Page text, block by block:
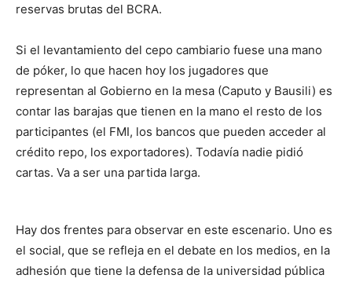
reservas brutas del BCRA.
Si el levantamiento del cepo cambiario fuese una mano
de póker, lo que hacen hoy los jugadores que
representan al Gobierno en la mesa (Caputo y Bausili) es
contar las barajas que tienen en la mano el resto de los
participantes (el FMI, los bancos que pueden acceder al
crédito repo, los exportadores). Todavía nadie pidió
cartas. Va a ser una partida larga.
Hay dos frentes para observar en este escenario. Uno es
el social, que se refleja en el debate en los medios, en la
adhesión que tiene la defensa de la universidad pública